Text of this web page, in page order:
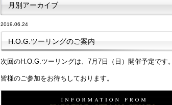
月別アーカイブ
2019.06.24
H.O.G.ツーリングのご案内
次回のH.O.G.ツーリングは、7月7日（日）開催予定です。
皆様のご参加をお待ちしております。